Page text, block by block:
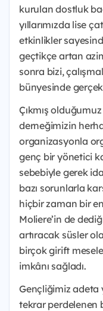
kurulan dostluk
yıllarımızda lise
etkinlikler
geçtikçe artan
sonra bizi,
bünyesinde
Çıkmış
derneğimizin
organizasyonla
genç bir yönetici
sebebiyle gerek
bazı sorunlarla
hiçbir zaman bir
Moliere’in de
artıracak süsler
birçok girift
imkânı sağladı.
Gençliğimiz adeta
tekrar perdelenen